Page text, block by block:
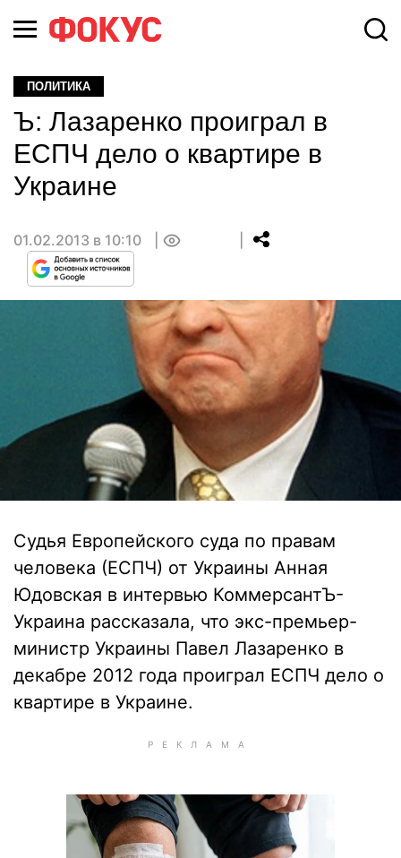
ПОЛИТИКА
Ъ: Лазаренко проиграл в
ЕСПЧ дело о квартире в
Украине
01.02.2013 в 10:10
Судья Европейского суда по правам
человека (ЕСПЧ) от Украины Анная
Юдовская в интервью КоммерсантЪ-
Украина рассказала, что экс-премьер-
министр Украины Павел Лазаренко в
декабре 2012 года проиграл ЕСПЧ дело о
квартире в Украине.